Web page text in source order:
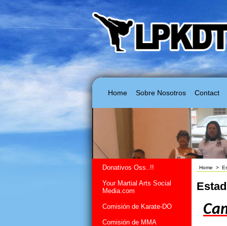
Home Sobre Nosotros Contact
Donativos Oss..!!
Your Martial Arts Social
Media.com
Comisión de Karate-DO
Comisión de MMA
Home >